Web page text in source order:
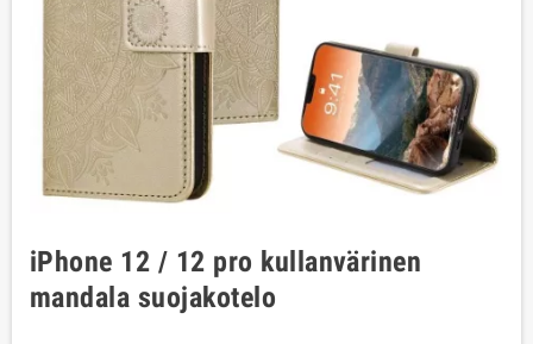
iPhone 12 / 12 pro kullanvärinen
mandala suojakotelo